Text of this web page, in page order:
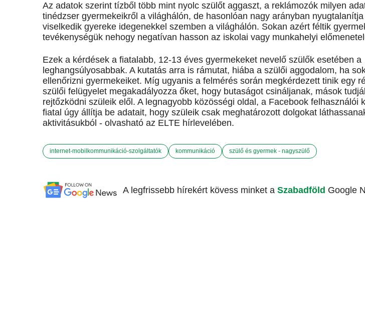
Az adatok szerint tízből több mint nyolc szülőt aggaszt, a reklámozók milyen
tinédzser gyermekeikről a világhálón, de hasonlóan nagy arányban
viselkedik gyereke idegenekkel szemben a világhálón. Sokan azért féltik
tevékenységük nehogy negatívan hasson az iskolai vagy munkahelyi
Ezek a kérdések a fiatalabb, 12-13 éves gyermekeket nevelő szülők esetében a
leghangsúlyosabbak. A kutatás arra is rámutat, hiába a szülői aggodalom, ha
ellenőrizni gyermekeiket. Míg ugyanis a felmérés során megkérdezett tinik egy
szülői felügyelet megakadályozza őket, hogy butaságot csináljanak, mások
rejtőzködni szüleik elől. A legnagyobb közösségi oldal, a Facebook felhasználói
fiatal úgy állítja be adatait, hogy szüleik csak meghatározott dolgokat
aktivitásukból - olvasható az ELTE hírlevelében.
internet-mobilkommunikáció-szolgáltatók kommunikáció szülő és gyermek - nagyszülő
A legfrissebb hírekért kövess minket a Szabadföld Google